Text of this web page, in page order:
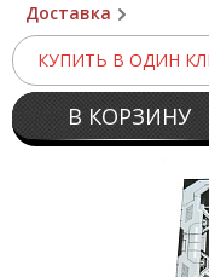
Доставка
КУПИТЬ В ОДИН
В КОРЗИНУ